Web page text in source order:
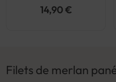
14,90 €
Filets de merlan